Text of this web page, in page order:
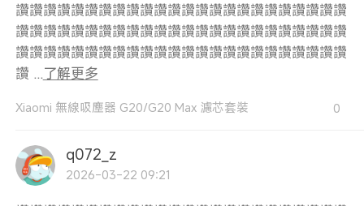
讚讚讚讚讚讚讚讚讚讚讚讚讚讚讚讚讚讚讚讚讚讚讚讚
讚讚讚讚讚讚讚讚讚讚讚讚讚讚讚讚讚讚讚讚讚讚讚讚
讚讚讚讚讚讚讚讚讚讚讚讚讚讚讚讚讚讚讚讚讚讚讚讚
讚 ...了解更多
Xiaomi 無線吸塵器 G20/G20 Max 濾芯套裝 0
q072_z
2026-03-22 09:21